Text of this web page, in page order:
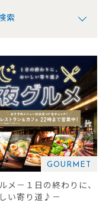
索
GOURMET
メ－１日の終わりに、
い寄り道♪－